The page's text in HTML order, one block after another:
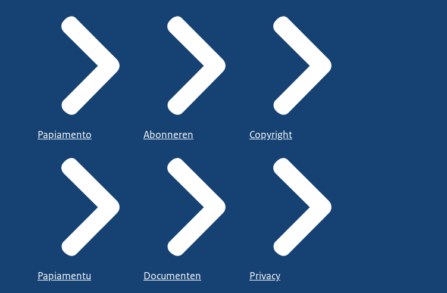
Papiamento
Papiamentu
Abonneren
Documenten
Copyright
Privacy